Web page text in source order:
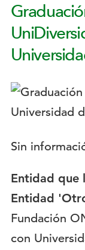
Logotipo:
Descripción:
Sin
Entidad que
Entidad
Fundación
con